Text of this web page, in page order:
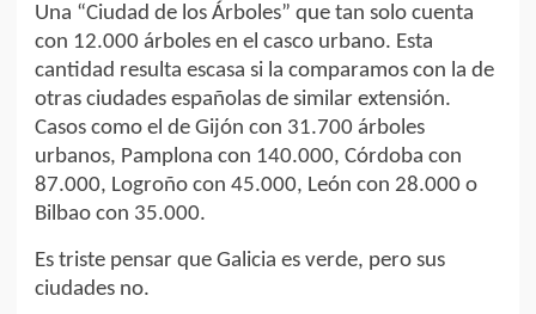
Una “Ciudad de los Árboles” que tan solo cuenta
con 12.000 árboles en el casco urbano. Esta
cantidad resulta escasa si la comparamos con la de
otras ciudades españolas de similar extensión.
Casos como el de Gijón con 31.700 árboles
urbanos, Pamplona con 140.000, Córdoba con
87.000, Logroño con 45.000, León con 28.000 o
Bilbao con 35.000.
Es triste pensar que Galicia es verde, pero sus
ciudades no.